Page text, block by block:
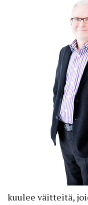
kuulee väitteitä,